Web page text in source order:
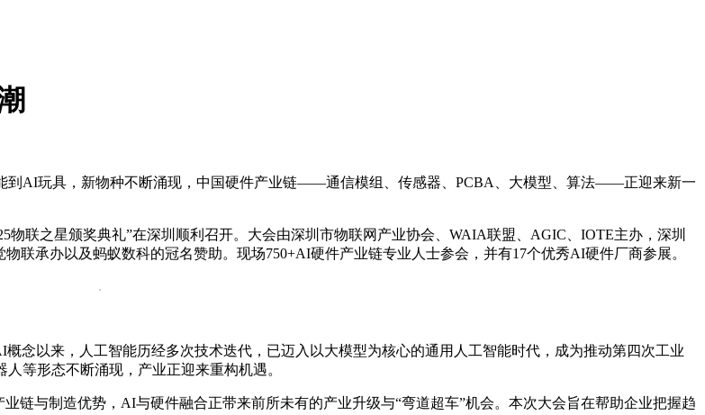
到AI玩具，新物种不断涌现，中国硬件产业链——通信模组、传感器、PCBA、大模型、算法——正迎来新一
联之星颁奖典礼”在深圳顺利召开。大会由深圳市物联网产业协会、WAIA联盟、AGIC、IOTE主办，深圳
联承办以及蚂蚁数科的冠名赞助。现场750+AI硬件产业链专业人士参会，并有17个优秀AI硬件厂商参展。
念以来，人工智能历经多次技术迭代，已迈入以大模型为核心的通用人工智能时代，成为推动第四次工业
等形态不断涌现，产业正迎来重构机遇。
链与制造优势，AI与硬件融合正带来前所未有的产业升级与“弯道超车”机会。本次大会旨在帮助企业把握趋